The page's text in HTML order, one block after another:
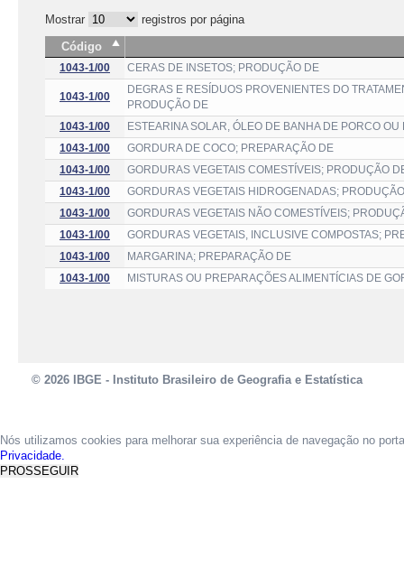
Mostrar
registros por página
Código
1043-1/00 CERAS DE INSETOS; PRODUÇÃO DE
1043-1/00
DEGRAS E RESÍDUOS PROVENIENTES DO
PRODUÇÃO DE
1043-1/00
ESTEARINA SOLAR, ÓLEO DE BANHA DE PORCO
1043-1/00
GORDURA DE COCO; PREPARAÇÃO DE
1043-1/00
GORDURAS VEGETAIS COMESTÍVEIS; PRODUÇÃO
1043-1/00
GORDURAS VEGETAIS HIDROGENADAS;
1043-1/00
GORDURAS VEGETAIS NÃO COMESTÍVEIS;
1043-1/00
GORDURAS VEGETAIS, INCLUSIVE COMPOSTAS;
1043-1/00
MARGARINA; PREPARAÇÃO DE
1043-1/00
MISTURAS OU PREPARAÇÕES ALIMENTÍCIAS DE
© 2026 IBGE - Instituto Brasileiro de Geografia e Estatística
Nós utilizamos cookies para melhorar sua experiência de navegação no
Privacidade.
PROSSEGUIR